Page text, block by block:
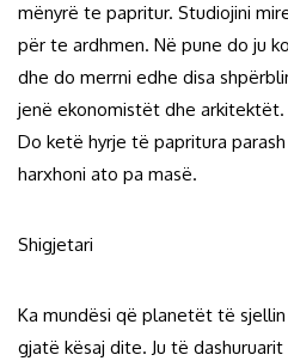
mënyrë te papritur. Studiojini
për te ardhmen. Në pune do ju
dhe do merrni edhe disa
jenë ekonomistët dhe arkitektët.
Do ketë hyrje të papritura
harxhoni ato pa masë.
Shigjetari
Ka mundësi që planetët të
gjatë kësaj dite. Ju të